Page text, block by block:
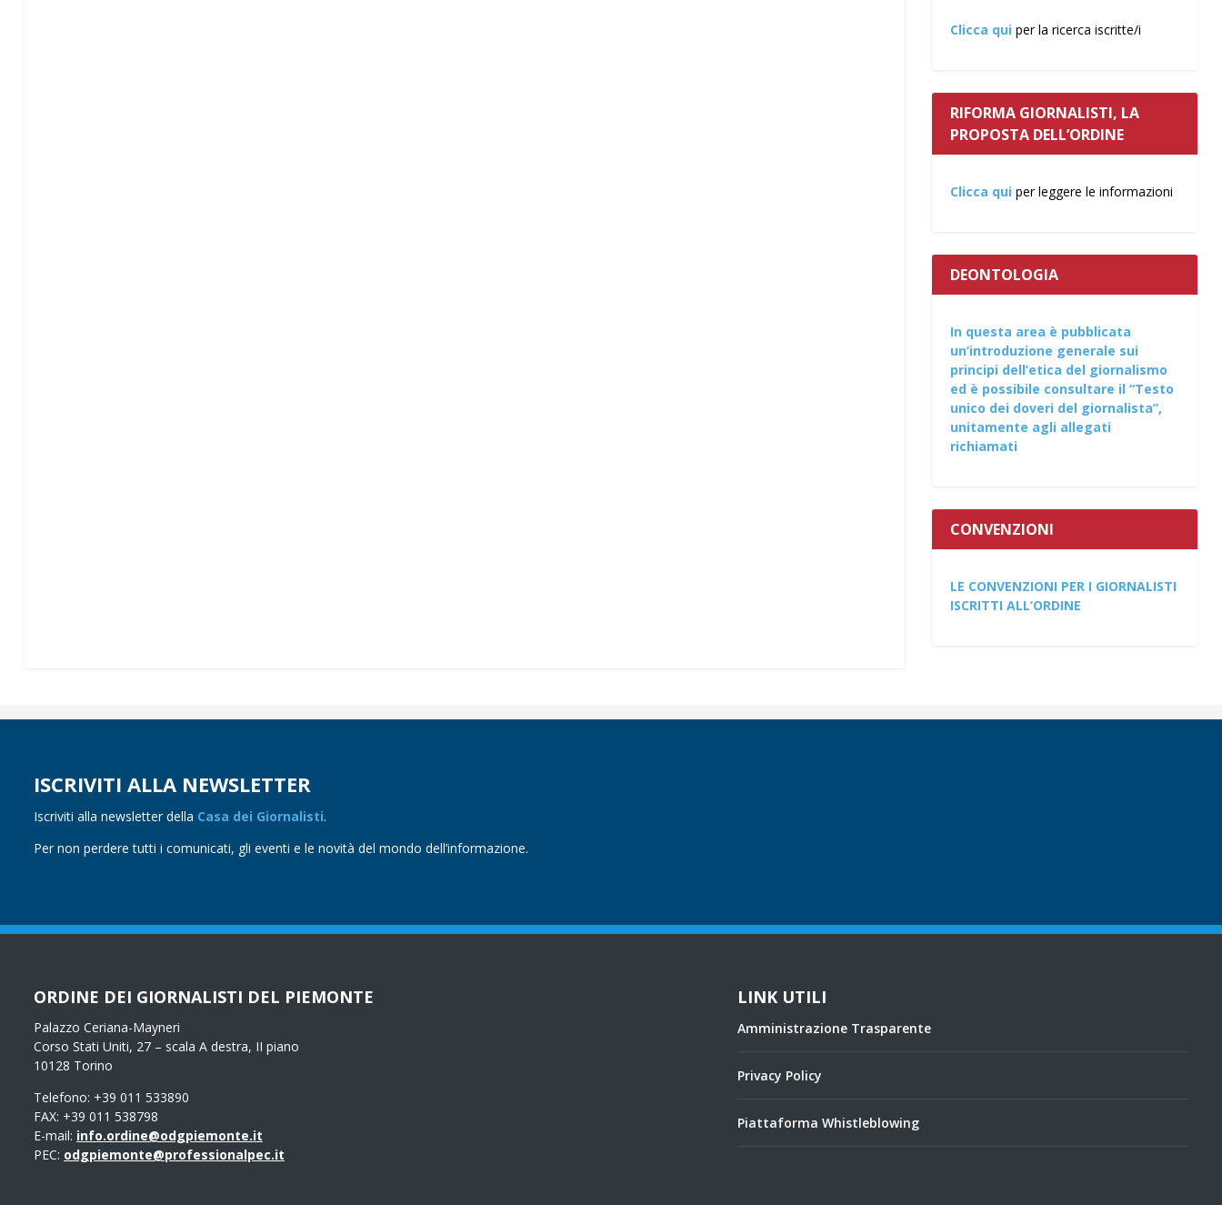
Clicca qui per la ricerca iscritte/i
RIFORMA GIORNALISTI, LA
PROPOSTA DELL’ORDINE
Clicca qui per leggere le informazioni
DEONTOLOGIA
In questa area è pubblicata
un’introduzione generale sui
principi dell’etica del giornalismo
ed è possibile consultare il “Testo
unico dei doveri del giornalista”,
unitamente agli allegati
richiamati
CONVENZIONI
LE CONVENZIONI PER I GIORNALISTI
ISCRITTI ALL’ORDINE
ISCRIVITI ALLA NEWSLETTER
Iscriviti alla newsletter della Casa dei Giornalisti.
Per non perdere tutti i comunicati, gli eventi e le novità del mondo dell’informazione.
ORDINE DEI GIORNALISTI DEL PIEMONTE
Palazzo Ceriana-Mayneri
Corso Stati Uniti, 27 – scala A destra, II piano
10128 Torino
Telefono: +39 011 533890
FAX: +39 011 538798
E-mail: info.ordine@odgpiemonte.it
PEC: odgpiemonte@professionalpec.it
LINK UTILI
Amministrazione Trasparente
Privacy Policy
Piattaforma Whistleblowing